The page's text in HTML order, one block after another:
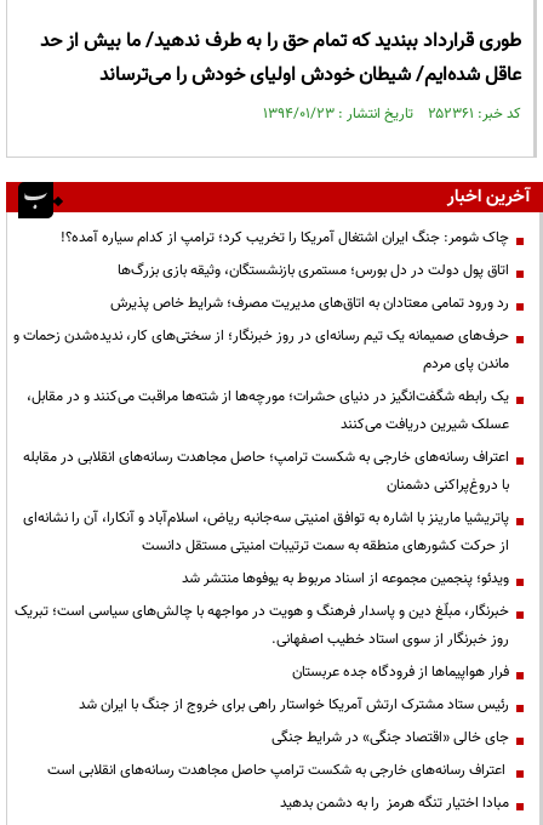
طوری قرارداد ببندید که تمام حق را به طرف ندهید/ ما بیش از حد
عاقل شده‌ایم/ شیطان خودش اولیای خودش را می‌ترساند
کد خبر: ۲۵۲۳۶۱ تاریخ انتشار : ۱۳۹۴/۰۱/۲۳
آخرین اخبار
چاک شومر: جنگ ایران اشتغال آمریکا را تخریب کرد؛ ترامپ از کدام سیاره آمده؟!
اتاق پول دولت در دل بورس؛ مستمری بازنشستگان، وثیقه بازی بزرگ‌ها
رد ورود تمامی معتادان به اتاق‌های مدیریت مصرف؛ شرایط خاص پذیرش
حرف‌های صمیمانه یک تیم رسانه‌ای در روز خبرنگار؛ از سختی‌های کار، ندیده‌شدن زحمات و
ماندن پای مردم
یک رابطه شگفت‌انگیز در دنیای حشرات؛ مورچه‌ها از شته‌ها مراقبت می‌کنند و در مقابل،
عسلک شیرین دریافت می‌کنند
اعتراف رسانه‌های خارجی به شکست ترامپ؛ حاصل مجاهدت رسانه‌های انقلابی در مقابله
با دروغ‌پراکنی دشمنان
پاتریشیا مارینز با اشاره به توافق امنیتی سه‌جانبه ریاض، اسلام‌آباد و آنکارا، آن را نشانه‌ای
از حرکت کشورهای منطقه به سمت ترتیبات امنیتی مستقل دانست
ویدئو؛ پنجمین مجموعه از اسناد مربوط به یوفوها منتشر شد
خبرنگار، مبلّغ دین و پاسدار فرهنگ و هویت در مواجهه با چالش‌های سیاسی است؛ تبریک
روز خبرنگار از سوی استاد خطیب اصفهانی.
فرار هواپیماها از فرودگاه جده عربستان
رئیس ستاد مشترک ارتش آمریکا خواستار راهی برای خروج از جنگ با ایران شد
جای خالی «اقتصاد جنگی» در شرایط جنگی
اعتراف رسانه‌های خارجی به شکست ترامپ حاصل مجاهدت رسانه‌های انقلابی است
مبادا اختیار تنگه هرمز را به دشمن بدهید